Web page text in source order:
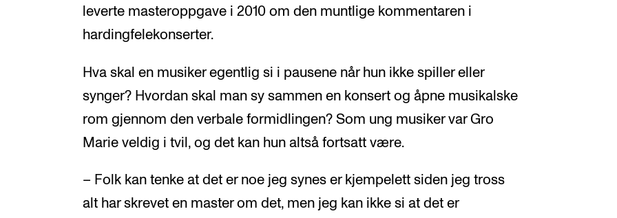
leverte masteroppgave i 2010 om den muntlige kommentaren i
hardingfelekonserter.
Hva skal en musiker egentlig si i pausene når hun ikke spiller eller
synger? Hvordan skal man sy sammen en konsert og åpne musikalske
rom gjennom den verbale formidlingen? Som ung musiker var Gro
Marie veldig i tvil, og det kan hun altså fortsatt være.
– Folk kan tenke at det er noe jeg synes er kjempelett siden jeg tross
alt har skrevet en master om det, men jeg kan ikke si at det er